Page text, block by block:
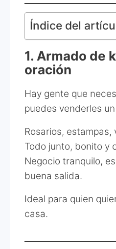
Índice del
1. Armado de
oración
Hay gente que
puedes venderles
Rosarios, estampas,
Todo junto, bonito y
Negocio tranquilo,
buena salida.
Ideal para quien
casa.